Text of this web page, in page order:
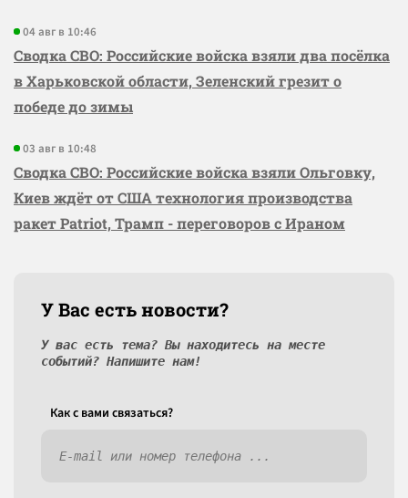
04 авг в 10:46
Сводка СВО: Российские войска взяли два посёлка
в Харьковской области, Зеленский грезит о
победе до зимы
03 авг в 10:48
Сводка СВО: Российские войска взяли Ольговку,
Киев ждёт от США технология производства
ракет Patriot, Трамп - переговоров с Ираном
У Вас есть новости?
У вас есть тема? Вы находитесь на месте
событий? Напишите нам!
Как c вами связаться?